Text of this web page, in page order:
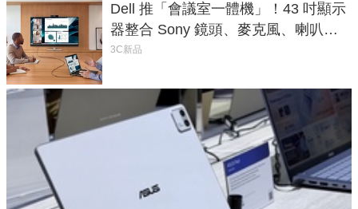
Dell 推「會議室一體機」！43 吋顯示
器整合 Sony 鏡頭、麥克風、喇叭，
一條 USB-C 就能開會
3C新品